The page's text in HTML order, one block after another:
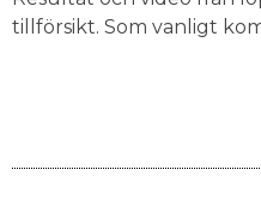
tillförsikt. Som vanligt